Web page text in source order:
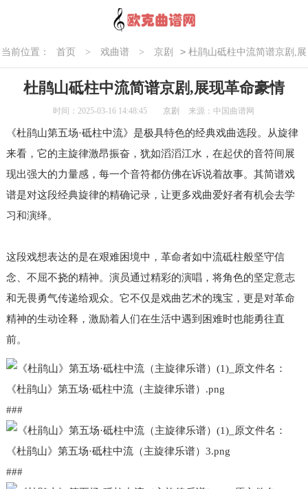
当前位置： 首页 > 戏曲谱 > 京剧 > 杜鹃山砥柱中流简谱京剧,展
杜鹃山砥柱中流简谱京剧,展现革命豪情
时间：2025-03-16 14:48:45 京剧 来源：中国曲谱网
《杜鹃山第五场·砥柱中流》是极具特色的经典戏曲选段。从旋律
来看，它的主旋律激昂振奋，犹如滔滔江水，在起伏的音符间展
现出强大的力量感，每一个音符都仿佛在诉说着故事。其简谱戏
谱是对这段经典旋律的精确记录，让更多戏曲爱好者有机会去学
习和演绎。
这段戏想表达的是在艰难困境中，革命者如中流砥柱般坚守信
念、不屈不挠的精神。演员通过精彩的演唱，将角色的坚定意志
和无畏勇气传递给观众。它不仅是戏曲艺术的瑰宝，更是对革命
精神的生动诠释，激励着人们在生活中遇到困难时也能勇往直
前。
###
###